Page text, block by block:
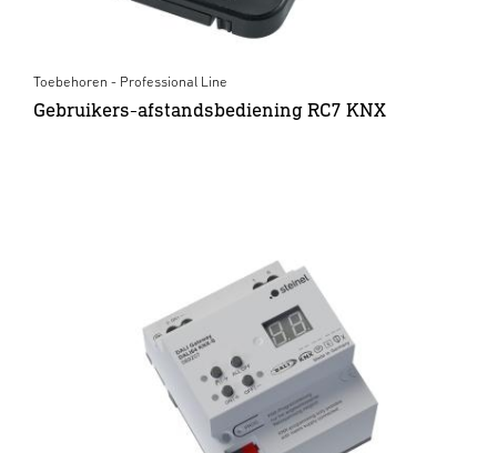
Toebehoren - Professional Line
Gebruikers-afstandsbediening RC7 KNX